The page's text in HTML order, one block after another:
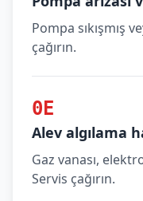
Pompa sıkışmış
çağırın.
0E
Alev algılama
Gaz vanası,
Servis çağırın.